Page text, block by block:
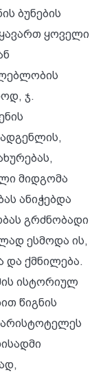
ბუნების
ყოველი
ჯ.
მიდგომა
ანიჭებდა
გრძნობადი
ესმოდა ის,
და ქმნილება.
ისტორიულ
წიგნის